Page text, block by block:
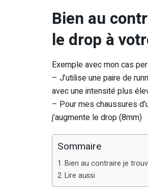
Bien au
le drop à
Exemple avec mon cas
– J’utilise une paire de
avec une intensité plus
– Pour mes chaussures
j’augmente le drop (8mm)
Sommaire
Bien au contraire je
Lire aussi